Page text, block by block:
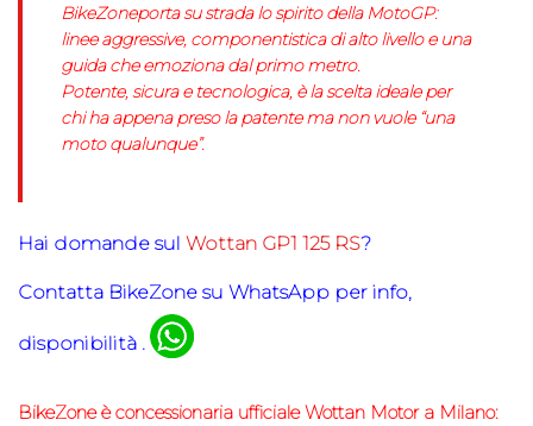
BikeZoneporta su strada lo spirito della MotoGP:
linee aggressive, componentistica di alto livello e una
guida che emoziona dal primo metro.
Potente, sicura e tecnologica, è la scelta ideale per
chi ha appena preso la patente ma non vuole “una
moto qualunque”.
Hai domande sul Wottan GP1 125 RS?
Contatta BikeZone su WhatsApp per info,
disponibilità .
BikeZone è concessionaria ufficialeWottan Motora Milano: